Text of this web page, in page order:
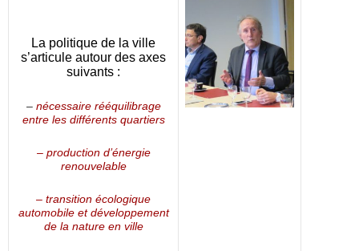
La politique de la ville
s’articule autour des axes
suivants :
– nécessaire rééquilibrage
entre les différents quartiers
– production d’énergie
renouvelable
– transition écologique
automobile et développement
de la nature en ville